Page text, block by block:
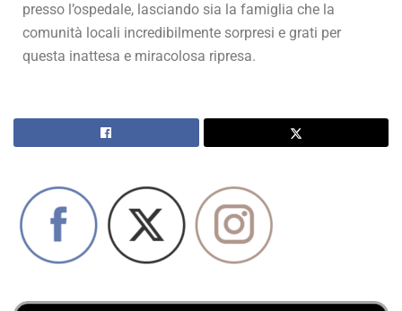
presso l’ospedale, lasciando sia la famiglia che la
comunità locali incredibilmente sorpresi e grati per
questa inattesa e miracolosa ripresa.